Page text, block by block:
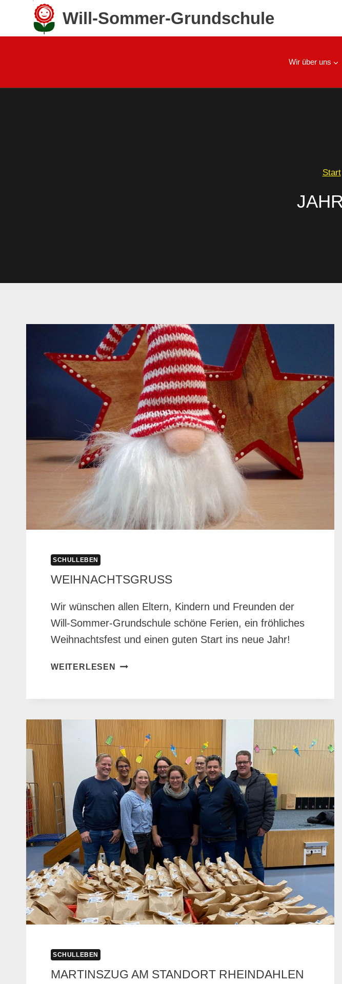
Will-Sommer-Grundschule
Wir über uns
Start
SCHULLEBEN
WEIHNACHTSGRUSS
Wir wünschen allen Eltern, Kindern und Freunden der
Will-Sommer-Grundschule schöne Ferien, ein fröhliches
Weihnachtsfest und einen guten Start ins neue Jahr!
WEITERLESEN WEIHNACHTSGRUSS
SCHULLEBEN
MARTINSZUG AM STANDORT RHEINDAHLEN